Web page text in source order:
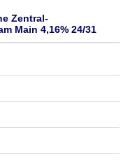
Zentral-
Main 4,16% 24/31